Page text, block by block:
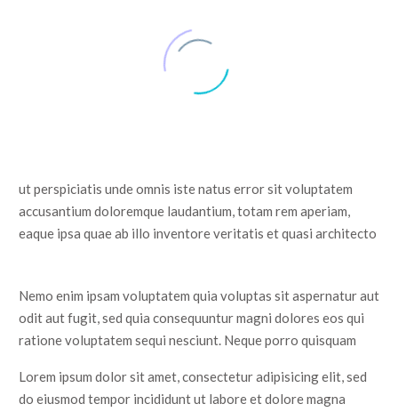
ut perspiciatis unde omnis iste natus error sit voluptatem
accusantium doloremque laudantium, totam rem aperiam,
eaque ipsa quae ab illo inventore veritatis et quasi architecto
Nemo enim ipsam voluptatem quia voluptas sit aspernatur aut
odit aut fugit, sed quia consequuntur magni dolores eos qui
ratione voluptatem sequi nesciunt. Neque porro quisquam
Lorem ipsum dolor sit amet, consectetur adipisicing elit, sed
do eiusmod tempor incididunt ut labore et dolore magna